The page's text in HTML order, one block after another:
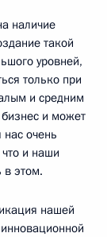
наличие
такой
уровней,
только при
и средним
и может
очень
и наши
в этом.
нашей